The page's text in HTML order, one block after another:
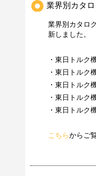
業界別カタロ
業界別カタロ
新しました。
・東日トルク
・東日トルク
・東日トルク
・東日トルク
・東日トルク
こちらからご